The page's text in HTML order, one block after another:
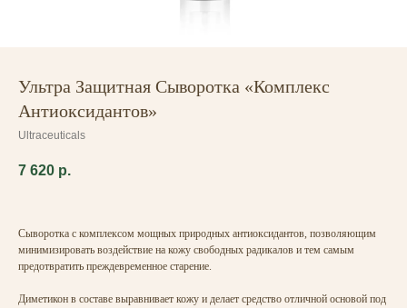
Ультра Защитная Сыворотка «Комплекс
Антиоксидантов»
Ultraceuticals
7 620 р.
Сыворотка с комплексом мощных природных антиоксидантов, позволяющим
минимизировать воздействие на кожу свободных радикалов и тем самым
предотвратить преждевременное старение.
Диметикон в составе выравнивает кожу и делает средство отличной основой под